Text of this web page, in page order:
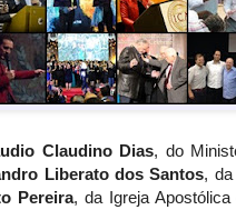
Claudino Dias, do
Liberato dos Santos,
Pereira, da Igreja